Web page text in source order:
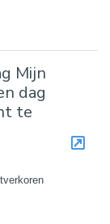
Mijn
dag
te